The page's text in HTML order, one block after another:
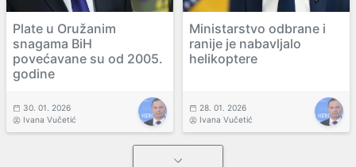
Plate u Oružanim
snagama BiH
povećavane su od 2005.
godine
30. 01. 2026
Ivana Vučetić
Ministarstvo odbrane i
ranije je nabavljalo
helikoptere
28. 01. 2026
Ivana Vučetić